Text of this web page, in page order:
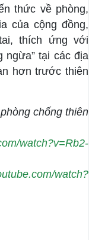
thức về phòng,
của cộng đồng,
thích ứng với
ngừa” tại các địa
hơn trước thiên
chống thiên
watch?v=Rb2-
watch?